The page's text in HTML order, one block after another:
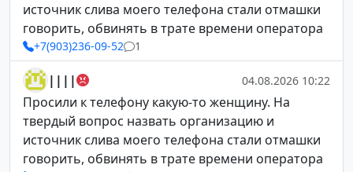
источник слива моего телефона стали отмашки
говорить, обвинять в трате времени оператора
+7(903)236-09-52 1
|||| 04.08.2026 10:22
Просили к телефону какую-то женщину. На
твердый вопрос назвать организацию и
источник слива моего телефона стали отмашки
говорить, обвинять в трате времени оператора